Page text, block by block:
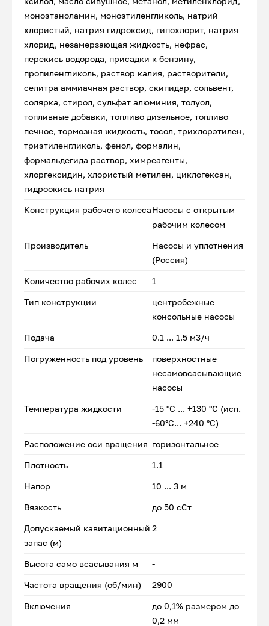
моноэтаноламин, моноэтиленгликоль, натрий
хлористый, натрия гидроксид, гипохлорит, натрия
хлорид, незамерзающая жидкость, нефрас,
перекись водорода, присадки к бензину,
пропиленгликоль, раствор калия, растворители,
селитра аммиачная раствор, скипидар, сольвент,
солярка, стирол, сульфат алюминия, толуол,
топливные добавки, топливо дизельное, топливо
печное, тормозная жидкость, тосол, трихлорэтилен,
триэтиленгликоль, фенол, формалин,
формальдегида раствор, химреагенты,
хлоргексидин, хлористый метилен, циклогексан,
гидроокись натрия
Конструкция рабочего колесаНасосы с открытым
рабочим колесом
Производитель
Насосы и уплотнения
(Россия)
Количество рабочих колес 1
Тип конструкции
центробежные
консольные насосы
Подача 0.1 ... 1.5 м3/ч
Погруженность под уровень
поверхностные
несамовсасывающие
насосы
Температура жидкости
-15 °С ... +130 °С (исп.
-60°С... +240 °С)
Расположение оси вращения горизонтальное
Плотность 1.1
Напор 10 ... 3 м
Вязкость до 50 сСт
Допускаемый кавитационный
запас (м)
2
Высота само всасывания м -
Частота вращения (об/мин) 2900
Включения
до 0,1% размером до
0,2 мм